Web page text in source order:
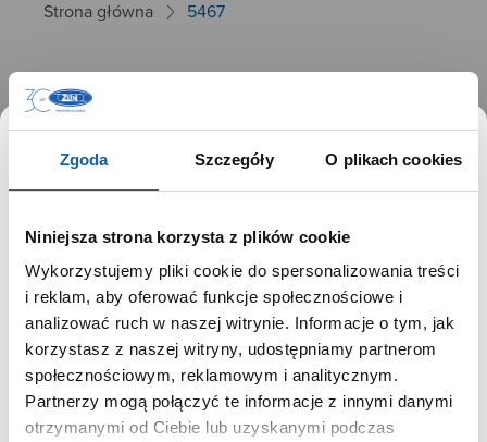
Zgoda Szczegóły O plikach cookies
Niniejsza strona korzysta z plików cookie
Wykorzystujemy pliki cookie do spersonalizowania treści
i reklam, aby oferować funkcje społecznościowe i
analizować ruch w naszej witrynie. Informacje o tym, jak
korzystasz z naszej witryny, udostępniamy partnerom
społecznościowym, reklamowym i analitycznym.
Partnerzy mogą połączyć te informacje z innymi danymi
otrzymanymi od Ciebie lub uzyskanymi podczas
Strona główna 5467
5467
26.09.2024
GRUPA ZIBI
Historia
Misja, wizja i wartości Grupy Zibi
Ważne daty
Kariera
Zgoda na ciasteczka
SZANOWNY UŻYTKOWNIKU,
SZANOWNA UŻYTKOWNICZKO
Używamy plików cookie w celach analitycznych,
statystycznych i marketingowych, w tym aby analizować
ruch w tej witrynie, optymalizować jej działanie oraz
zapamiętywać Twoje preferencje.